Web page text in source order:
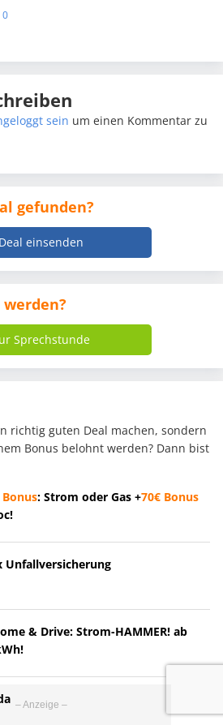
0
sein um einen Kommentar zu
gefunden?
Deal einsenden
Sprechstunde
richtig guten Deal machen, sondern
Bonus belohnt werden? Dann bist
Bonus: Strom oder Gas +70€ Bonus
Unfallversicherung
& Drive: Strom-HAMMER! ab